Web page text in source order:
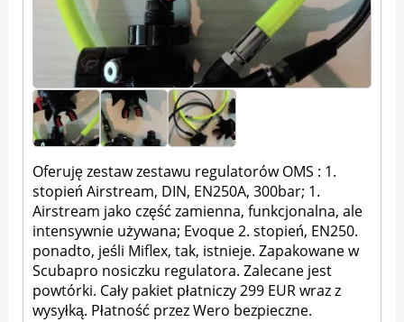
Oferuję zestaw zestawu regulatorów OMS : 1.
stopień Airstream, DIN, EN250A, 300bar; 1.
Airstream jako część zamienna, funkcjonalna, ale
intensywnie używana; Evoque 2. stopień, EN250.
ponadto, jeśli Miflex, tak, istnieje. Zapakowane w
Scubapro nosiczku regulatora. Zalecane jest
powtórki. Cały pakiet płatniczy 299 EUR wraz z
wysyłką. Płatność przez Wero bezpieczne.